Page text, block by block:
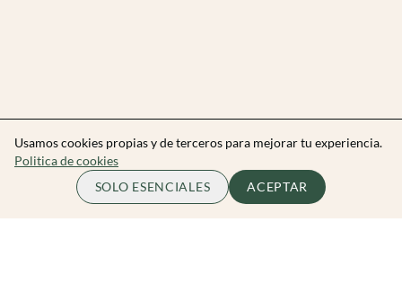
Usamos cookies propias y de terceros para mejorar tu experiencia.
Politica de cookies
SOLO ESENCIALES
ACEPTAR